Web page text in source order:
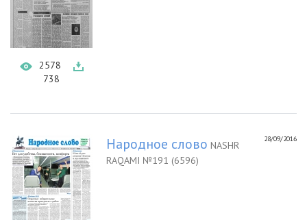
2578
738
28/09/2016
Народное слово NASHR
RAQAMI №191 (6596)